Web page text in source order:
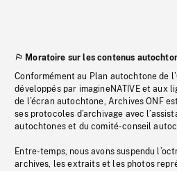
Moratoire sur les contenus
Conformément au Plan autochtone de
développés par imagineNATIVE et aux
de l’écran autochtone, Archives ONF
ses protocoles d’archivage avec
autochtones et du comité-conseil
Entre-temps, nous avons suspendu
archives, les extraits et les photos